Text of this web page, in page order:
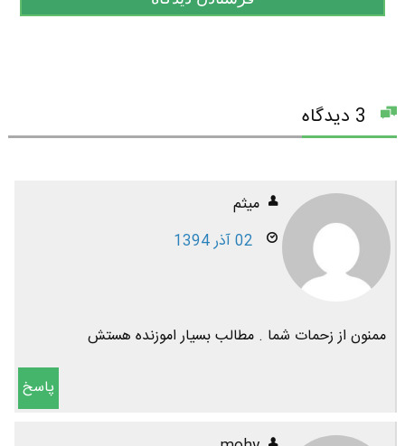
میثم
02 آذر 1394
ممنون از زحمات شما . مطالب بسیار اموزنده هستش
پاسخ